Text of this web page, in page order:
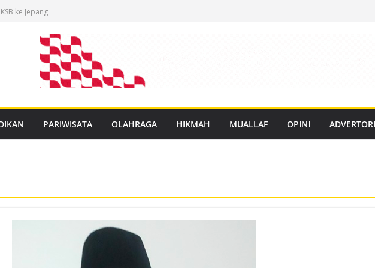
ke Jepang
Rabies
PBG Gratis
Distribusi
PARIWISATA OLAHRAGA HIKMAH MUALLAF OPINI